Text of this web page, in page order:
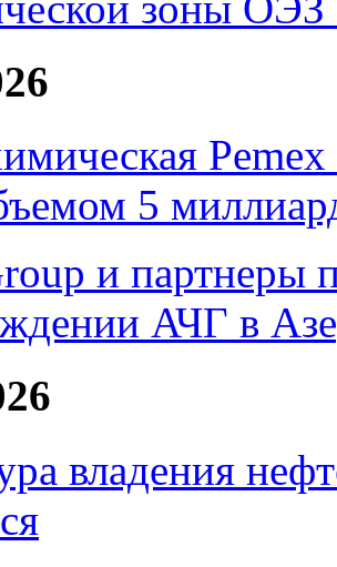
5
и партнеры
АЧГ в
владения